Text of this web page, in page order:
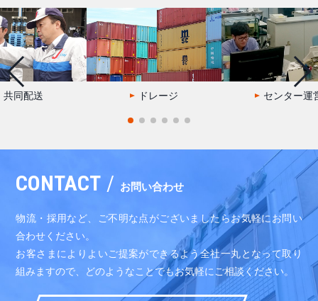
共同配送 ドレージ センター運
CONTACT / お問い合わせ
物流・採用など、ご不明な点がございましたらお気軽にお問い
合わせください。
お客さまによりよいご提案ができるよう全社一丸となって取り
組みますので、どのようなことでもお気軽にご相談ください。